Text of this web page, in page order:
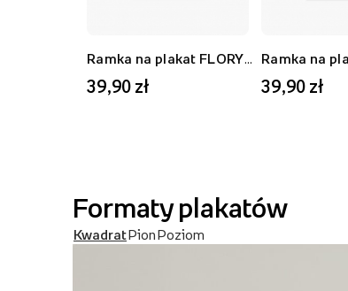
39,90 zł 39,90 zł
Formaty plakatów
KwadratPionPoziom